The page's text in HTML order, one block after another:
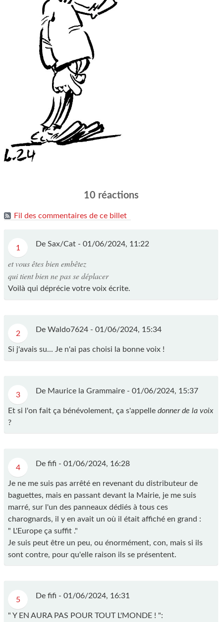
10 réactions
Fil des commentaires de ce billet
1 De Sax/Cat - 01/06/2024, 11:22
et vous êtes bien embêtez
qui tient bien ne pas se déplacer
Voilà qui déprécie votre voix écrite.
2 De Waldo7624 - 01/06/2024, 15:34
Si j'avais su... Je n'ai pas choisi la bonne voix !
3 De Maurice la Grammaire - 01/06/2024, 15:37
Et si l'on fait ça bénévolement, ça s'appelle donner de la voix
?
4 De fifi - 01/06/2024, 16:28
Je ne me suis pas arrêté en revenant du distributeur de
baguettes, mais en passant devant la Mairie, je me suis
marré, sur l'un des panneaux dédiés à tous ces
charognards, il y en avait un où il était affiché en grand :
" L'Europe ça suffit ."
Je suis peut être un peu, ou énormément, con, mais si ils
sont contre, pour qu'elle raison ils se présentent.
5 De fifi - 01/06/2024, 16:31
" Y EN AURA PAS POUR TOUT L'MONDE ! ":